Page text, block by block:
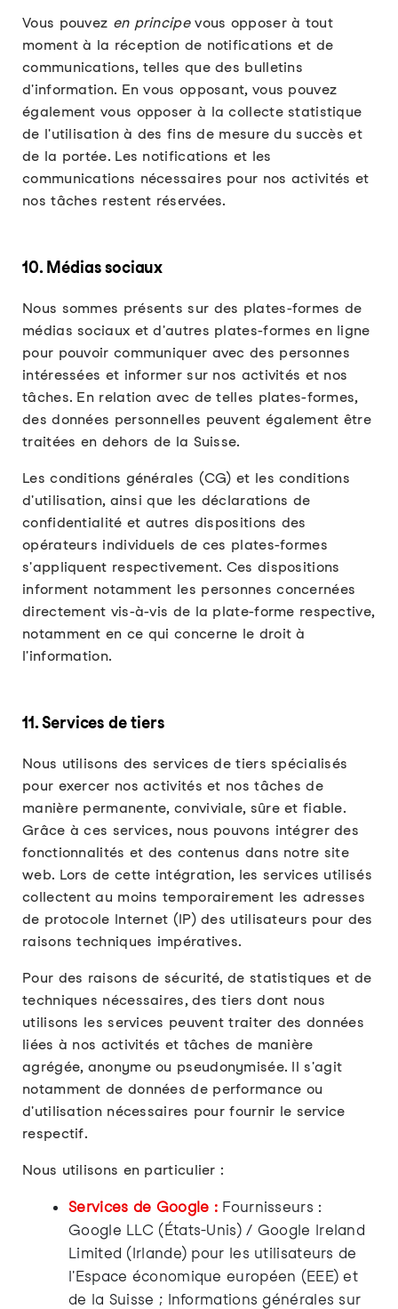
Vous pouvez en principevous opposer à tout
moment à la réception de notifications et de
communications, telles que des bulletins
d'information. En vous opposant, vous pouvez
également vous opposer à la collecte statistique
de l'utilisation à des fins de mesure du succès et
de la portée. Les notifications et les
communications nécessaires pour nos activités et
nos tâches restent réservées.
10. Médias sociaux
Nous sommes présents sur des plates-formes de
médias sociaux et d'autres plates-formes en ligne
pour pouvoir communiquer avec des personnes
intéressées et informer sur nos activités et nos
tâches. En relation avec de telles plates-formes,
des données personnelles peuvent également être
traitées en dehors de la Suisse.
Les conditions générales (CG) et les conditions
d'utilisation, ainsi que les déclarations de
confidentialité et autres dispositions des
opérateurs individuels de ces plates-formes
s'appliquent respectivement. Ces dispositions
informent notamment les personnes concernées
directement vis-à-vis de la plate-forme respective,
notamment en ce qui concerne le droit à
l'information.
11. Services de tiers
Nous utilisons des services de tiers spécialisés
pour exercer nos activités et nos tâches de
manière permanente, conviviale, sûre et fiable.
Grâce à ces services, nous pouvons intégrer des
fonctionnalités et des contenus dans notre site
web. Lors de cette intégration, les services utilisés
collectent au moins temporairement les adresses
de protocole Internet (IP) des utilisateurs pour des
raisons techniques impératives.
Pour des raisons de sécurité, de statistiques et de
techniques nécessaires, des tiers dont nous
utilisons les services peuvent traiter des données
liées à nos activités et tâches de manière
agrégée, anonyme ou pseudonymisée. Il s'agit
notamment de données de performance ou
d'utilisation nécessaires pour fournir le service
respectif.
Nous utilisons en particulier :
Services de Google : Fournisseurs :
Google LLC (États-Unis) / Google Ireland
Limited (Irlande) pour les utilisateurs de
l'Espace économique européen (EEE) et
de la Suisse ; Informations générales sur